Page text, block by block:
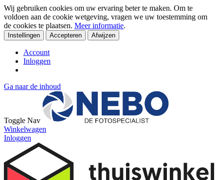
Wij gebruiken cookies om uw ervaring beter te maken. Om te
voldoen aan de cookie wetgeving, vragen we uw toestemming om
de cookies te plaatsen. Meer informatie.
Instellingen Accepteren Afwijzen
Account
Inloggen
Ga naar de inhoud
Toggle Nav
Winkelwagen
Inloggen